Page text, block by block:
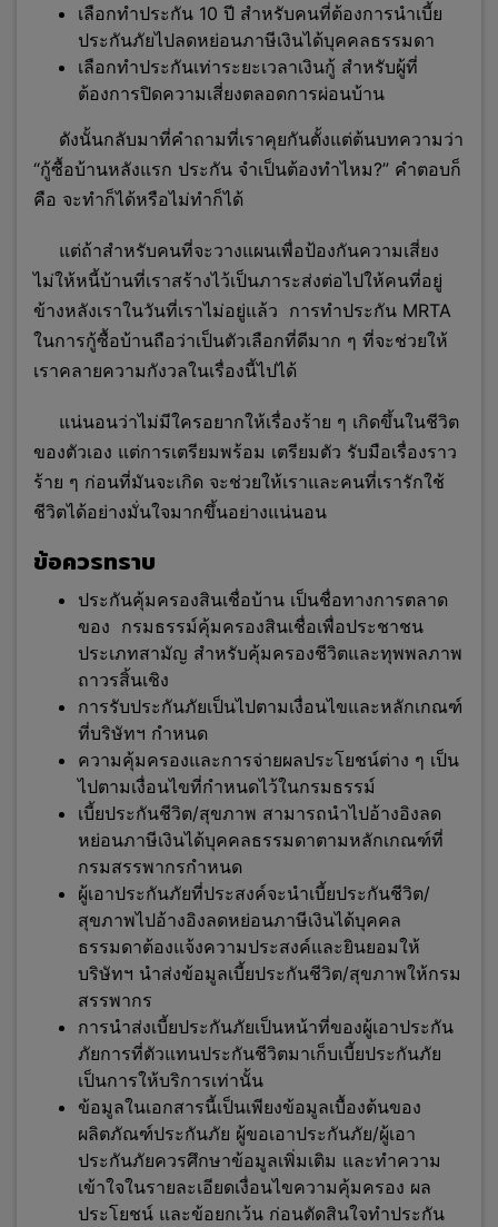
เลือกทำประกัน 10 ปี สำหรับคนที่ต้องการนำเบี้ย
ประกันภัยไปลดหย่อนภาษีเงินได้บุคคลธรรมดา
เลือกทำประกันเท่าระยะเวลาเงินกู้ สำหรับผู้ที่
ต้องการปิดความเสี่ยงตลอดการผ่อนบ้าน
ดังนั้นกลับมาที่คำถามที่เราคุยกันตั้งแต่ต้นบทความว่า
“กู้ซื้อบ้านหลังแรก ประกัน จำเป็นต้องทำไหม?” คำตอบก็
คือ จะทำก็ได้หรือไม่ทำก็ได้
แต่ถ้าสำหรับคนที่จะวางแผนเพื่อป้องกันความเสี่ยง
ไม่ให้หนี้บ้านที่เราสร้างไว้เป็นภาระส่งต่อไปให้คนที่อยู่
ข้างหลังเราในวันที่เราไม่อยู่แล้ว การทำประกัน MRTA
ในการกู้ซื้อบ้านถือว่าเป็นตัวเลือกที่ดีมาก ๆ ที่จะช่วยให้
เราคลายความกังวลในเรื่องนี้ไปได้
แน่นอนว่าไม่มีใครอยากให้เรื่องร้าย ๆ เกิดขึ้นในชีวิต
ของตัวเอง แต่การเตรียมพร้อม เตรียมตัว รับมือเรื่องราว
ร้าย ๆ ก่อนที่มันจะเกิด จะช่วยให้เราและคนที่เรารักใช้
ชีวิตได้อย่างมั่นใจมากขึ้นอย่างแน่นอน
ข้อควรทราบ
ประกันคุ้มครองสินเชื่อบ้าน เป็นชื่อทางการตลาด
ของ กรมธรรม์คุ้มครองสินเชื่อเพื่อประชาชน
ประเภทสามัญ สำหรับคุ้มครองชีวิตและทุพพลภาพ
ถาวรสิ้นเชิง
การรับประกันภัยเป็นไปตามเงื่อนไขและหลักเกณฑ์
ที่บริษัทฯ กำหนด
ความคุ้มครองและการจ่ายผลประโยชน์ต่าง ๆ เป็น
ไปตามเงื่อนไขที่กำหนดไว้ในกรมธรรม์
เบี้ยประกันชีวิต/สุขภาพ สามารถนำไปอ้างอิงลด
หย่อนภาษีเงินได้บุคคลธรรมดาตามหลักเกณฑ์ที่
กรมสรรพากรกำหนด
ผู้เอาประกันภัยที่ประสงค์จะนำเบี้ยประกันชีวิต/
สุขภาพไปอ้างอิงลดหย่อนภาษีเงินได้บุคคล
ธรรมดาต้องแจ้งความประสงค์และยินยอมให้
บริษัทฯ นำส่งข้อมูลเบี้ยประกันชีวิต/สุขภาพให้กรม
สรรพากร
การนำส่งเบี้ยประกันภัยเป็นหน้าที่ของผู้เอาประกัน
ภัยการที่ตัวแทนประกันชีวิตมาเก็บเบี้ยประกันภัย
เป็นการให้บริการเท่านั้น
ข้อมูลในเอกสารนี้เป็นเพียงข้อมูลเบื้องต้นของ
ผลิตภัณฑ์ประกันภัย ผู้ขอเอาประกันภัย/ผู้เอา
ประกันภัยควรศึกษาข้อมูลเพิ่มเติม และทำความ
เข้าใจในรายละเอียดเงื่อนไขความคุ้มครอง ผล
ประโยชน์ และข้อยกเว้น ก่อนตัดสินใจทำประกัน